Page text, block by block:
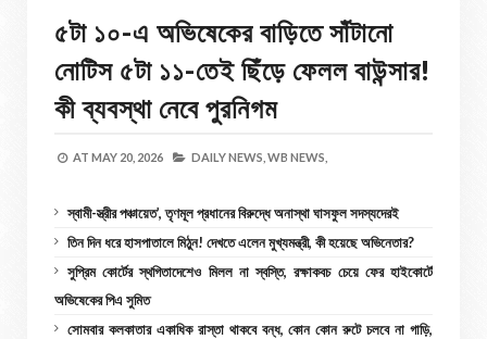
৫টা ১০-এ অভিষেকের বাড়িতে সাঁটানো
নোটিস ৫টা ১১-তেই ছিঁড়ে ফেলল বাউন্সার!
কী ব্যবস্থা নেবে পুরনিগম
AT MAY 20, 2026 DAILY NEWS, WB NEWS,
স্বামী-স্ত্রীর পঞ্চায়েত’, তৃণমূল প্রধানের বিরুদ্ধে অনাস্থা ঘাসফুল সদস্যদেরই
তিন দিন ধরে হাসপাতালে মিঠুন! দেখতে এলেন মুখ্যমন্ত্রী, কী হয়েছে অভিনেতার?
সুপ্রিম কোর্টের স্থগিতাদেশেও মিলল না স্বস্তি, রক্ষাকবচ চেয়ে ফের হাইকোর্টে
অভিষেকের পিএ সুমিত
সোমবার কলকাতার একাধিক রাস্তা থাকবে বন্ধ, কোন কোন রুটে চলবে না গাড়ি,